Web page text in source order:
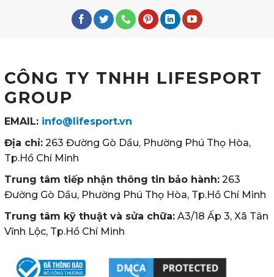
CÔNG TY TNHH LIFESPORT
GROUP
EMAIL: info@lifesport.vn
Địa chỉ: 263 Đường Gò Dầu, Phường Phú Thọ Hòa,
Tp.Hồ Chí Minh
Trung tâm tiếp nhận thông tin bảo hành: 263
Đường Gò Dầu, Phường Phú Thọ Hòa, Tp.Hồ Chí Minh
Trung tâm kỹ thuật và sửa chữa: A3/18 Ấp 3, Xã Tân
Vĩnh Lộc, Tp.Hồ Chí Minh